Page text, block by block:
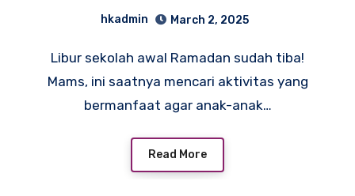
hkadmin March 2, 2025
Libur sekolah awal Ramadan sudah tiba!
Mams, ini saatnya mencari aktivitas yang
bermanfaat agar anak-anak…
Read More